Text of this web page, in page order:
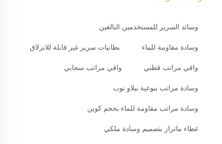
وسائد السرير للمستخدمين البالغين
وسادة مقاومة للماء بطانيات سرير غير قابلة للانزلاق
واقي مراتب قطني واقي مراتب سحابي
وسادة مراتب بنوعية بيلاو توب
وسادة مراتب مقاومة للماء بحجم كوين
غطاء ماتراز بتصميم وسادة ملكي